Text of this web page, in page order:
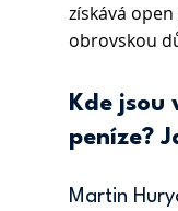
získává
obrovskou
Kde jsou
peníze?
Martin